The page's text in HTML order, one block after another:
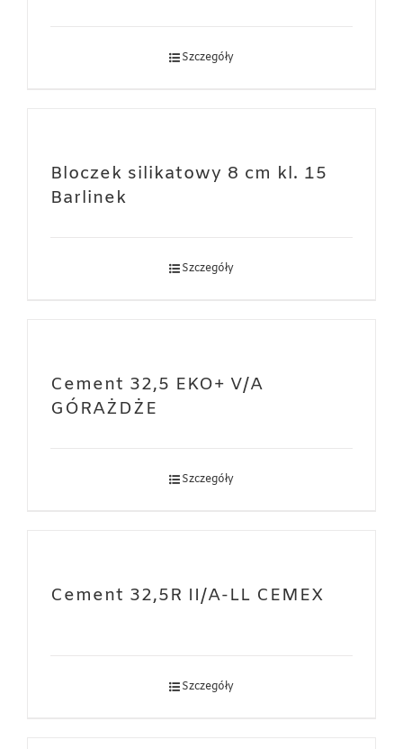
Szczegóły
Bloczek silikatowy 8 cm kl. 15
Barlinek
Szczegóły
Cement 32,5 EKO+ V/A
GÓRAŻDŻE
Szczegóły
Cement 32,5R II/A-LL CEMEX
Szczegóły